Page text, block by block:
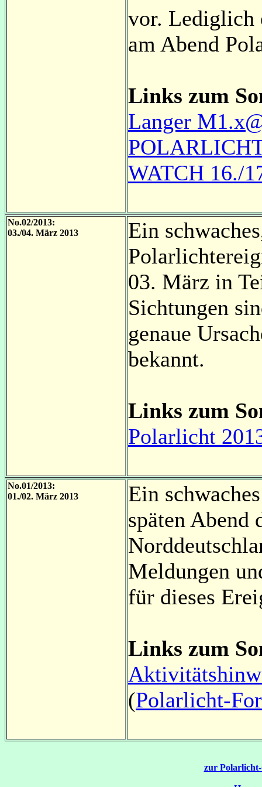
vor. Lediglich
am Abend
Links zum
Langer
WATCH 16./
No.02/2013:
03./04. März 2013
Ein
03. März in
Sichtungen
genaue
bekannt.
Links zum
Polarlicht
No.01/2013:
01./02. März 2013
Ein
späten Abend
Meldungen
für dieses
Links zum
(Polarlicht-
zur